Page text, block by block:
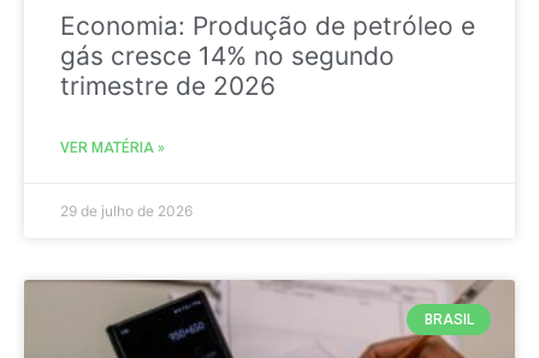
Economia: Produção de petróleo e
gás cresce 14% no segundo
trimestre de 2026
VER MATÉRIA »
29 de julho de 2026
BRASIL